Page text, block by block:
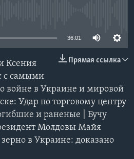
36:01
Прямая ссылка
Ксения
с самыми
войне в Украине и мировой
Удар по торговому центру
и раненые | Бучу
Молдовы Майя
зерно в Украине: доказано